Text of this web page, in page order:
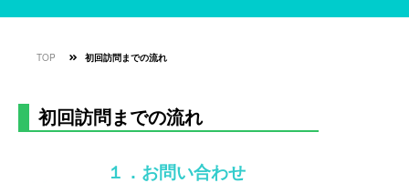
TOP 初回訪問までの流れ
初回訪問までの流れ
１．お問い合わせ